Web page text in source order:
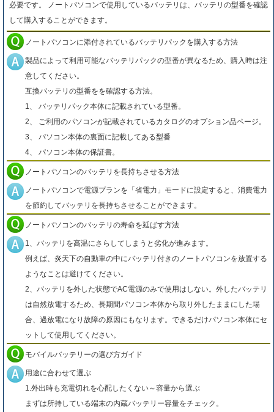
必要です。 ノートパソコンで使用しているバッテリは、バッテリの型番を確認
して購入することができます。
ノートパソコンに添付されているバッテリパックを購入する方法
製品によって利用可能なバッテリパックの型番が異なるため、購入時は注
意してください。
互換バッテリの型番をを確認する方法。
1、 バッテリパック本体に記載されている型番。
2、 ご利用のパソコンが記載されているカタログのオプション品ページ。
3、 パソコン本体の裏面に記載してある型番
4、 パソコン本体の保証書。
ノートパソコンのバッテリを長持ちさせる方法
ノートパソコンで電源プランを「省電力」モードに設定すると、消費電力
を節約してバッテリを長持ちさせることができます。
ノートパソコンのバッテリの寿命を延ばす方法
1、バッテリを高温にさらしてしまうと劣化が進みます。
例えば、炎天下の自動車の中にバッテリ付きのノートパソコンを放置する
ようなことは避けてください。
2、バッテリを外した状態でAC電源のみで使用はしない。外したバッテリ
は自然放電するため、長期間パソコン本体から取り外したままにした場
合、過放電になり故障の原因にもなります。できるだけパソコン本体にセ
ットして使用してください。
モバイルバッテリーの選び方ガイド
用途に合わせて選ぶ
1.外出時も充電切れを心配したくない～容量から選ぶ
まずは所持している端末の内蔵バッテリー容量をチェック。